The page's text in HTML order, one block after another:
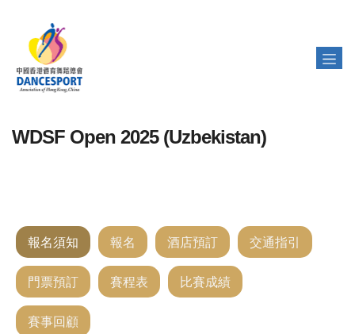
WDSF Open 2025 (Uzbekistan)
報名須知 報名 酒店預訂 交通指引
門票預訂 賽程表 比賽成績
賽事回顧